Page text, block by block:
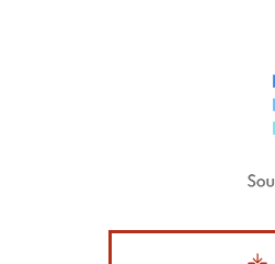
Image © Mordor